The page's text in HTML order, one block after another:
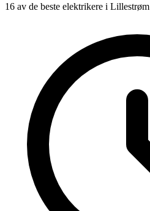
16 av de beste elektrikere i Lillestrøm